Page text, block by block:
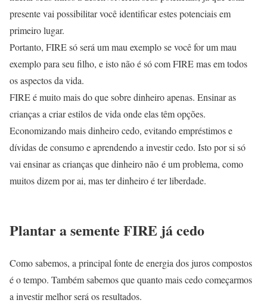
presente vai possibilitar você identificar estes potenciais em
primeiro lugar.
Portanto, FIRE só será um mau exemplo se você for um mau
exemplo para seu filho, e isto não é só com FIRE mas em todos
os aspectos da vida.
FIRE é muito mais do que sobre dinheiro apenas. Ensinar as
crianças a criar estilos de vida onde elas têm opções.
Economizando mais dinheiro cedo, evitando empréstimos e
dívidas de consumo e aprendendo a investir cedo. Isto por si só
vai ensinar as crianças que dinheiro não é um problema, como
muitos dizem por ai, mas ter dinheiro é ter liberdade.
Plantar a semente FIRE já cedo
Como sabemos, a principal fonte de energia dos juros compostos
é o tempo. Também sabemos que quanto mais cedo começarmos
a investir melhor será os resultados.